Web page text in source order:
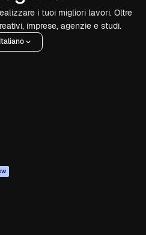
i tuoi migliori lavori. Oltre
imprese, agenzie e studi.
Italiano